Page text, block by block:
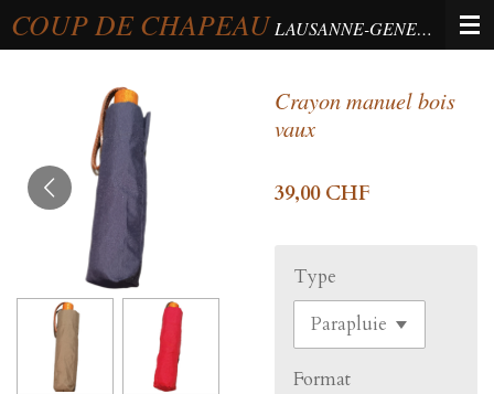
Passer
au
COUP DE CHAPEAU LAUSANNE-GENEVA-BERNE
Crayon manuel bois
vaux
39,00 CHF
Type
Format